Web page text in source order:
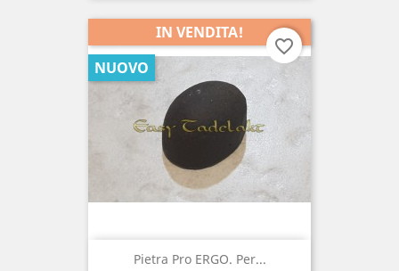
Pietra Pro ERGO. Per...
IN VENDITA!
NUOVO
favorite_border